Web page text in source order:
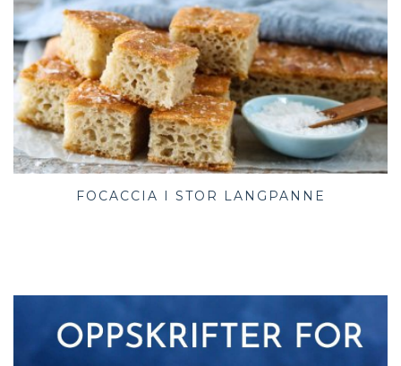
FOCACCIA I STOR LANGPANNE